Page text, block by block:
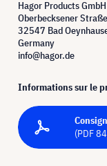
Hagor Products GmbH
Oberbecksener
32547 Bad
Germany
info@hagor.de
Informations sur le
(PDF